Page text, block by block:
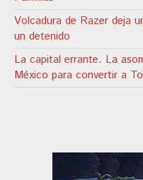
Volcadura de Razer deja
un detenido
La capital errante. La
México para convertir a